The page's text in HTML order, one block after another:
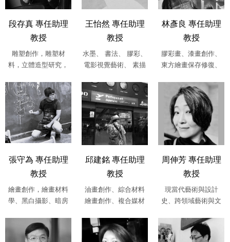
段存真 專任助理
教授
雕塑創作，雕塑材
料，立體造型研究，
美術史，現、當....
王怡然 專任助理
教授
水墨、 書法、 膠彩、
電影視覺藝術、 素描
林彥良 專任助理
教授
膠彩畫、漆畫創作、
東方繪畫保存修復、
張守為 專任助理
教授
繪畫創作，繪畫材料
學、黑白攝影、暗房
邱建銘 專任助理
教授
油畫創作、綜合材料
繪畫創作、複合媒材
代藝術理論研....
周伸芳 專任助理
教授
現當代藝術與設計
史、跨領域藝術與文
究、東西方藝術....